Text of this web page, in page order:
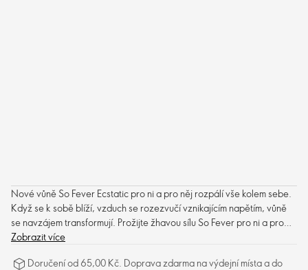
Nové vůně So Fever Ecstatic pro ni a pro něj rozpálí vše kolem sebe.
Když se k sobě blíží, vzduch se rozezvučí vznikajícím napětím, vůně
se navzájem transformují. Prožijte žhavou sílu So Fever pro ni a pro
něj, splyňte v jedno a vzplaňte žárem extáze.
Zobrazit více
Doručení od 65,00 Kč. Doprava zdarma na výdejní místa a do